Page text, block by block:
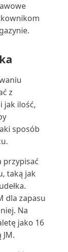
z
jak ilość,
sposób
przypisać
taką jak
dla zapasu
Na
jako 16